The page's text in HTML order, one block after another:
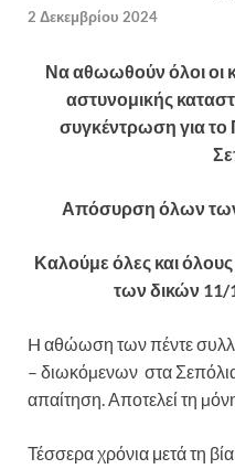
2 Δεκεμβρίου 2024
Να αθωωθούν όλοι οι
αστυνομικής
συγκέντρωση για το
Απόσυρση όλων
Καλούμε όλες και όλους
των δικών 11/
H αθώωση των πέντε
– διωκόµενων στα Σεπόλια
απαίτηση. Αποτελεί τη
Τέσσερα χρόνια μετά τη